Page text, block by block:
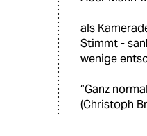
als
Stimmt -
wenige
“Ganz
(Christoph